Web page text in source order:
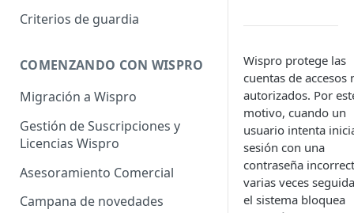
Criterios de guardia
COMENZANDO CON WISPRO
Migración a Wispro
Gestión de Suscripciones y
Licencias Wispro
Asesoramiento Comercial
Campana de novedades
Wispro protege las
cuentas de accesos
autorizados. Por
motivo, cuando un
usuario intenta
sesión con una
contraseña
varias veces
el sistema bloquea